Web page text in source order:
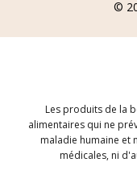
©
Les produits de la
alimentaires qui ne
maladie humaine et
médicales, ni